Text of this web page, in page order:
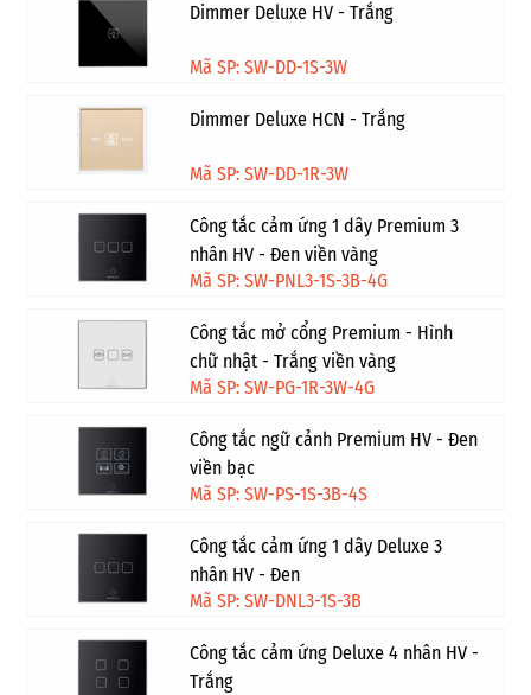
Dimmer Deluxe HV - Trắng
Mã SP: SW-DD-1S-3W
Dimmer Deluxe HCN - Trắng
Mã SP: SW-DD-1R-3W
Công tắc cảm ứng 1 dây Premium 3
nhân HV - Đen viền vàng
Mã SP: SW-PNL3-1S-3B-4G
Công tắc mở cổng Premium - Hình
chữ nhật - Trắng viền vàng
Mã SP: SW-PG-1R-3W-4G
Công tắc ngữ cảnh Premium HV - Đen
viền bạc
Mã SP: SW-PS-1S-3B-4S
Công tắc cảm ứng 1 dây Deluxe 3
nhân HV - Đen
Mã SP: SW-DNL3-1S-3B
Công tắc cảm ứng Deluxe 4 nhân HV -
Trắng